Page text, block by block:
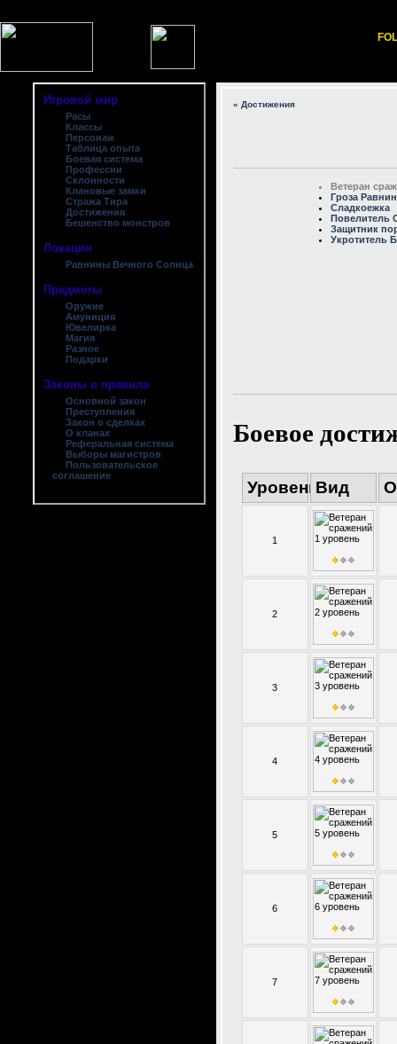
Игровой мир
Расы
Классы
Персонаж
Таблица опыта
Боевая система
Профессии
Склонности
Клановые замки
Стража Тира
Достижения
Бешенство монстров
Локации
Равнины Вечного Солнца
Предметы
Оружие
Амуниция
Ювелирка
Магия
Разное
Подарки
Законы и правила
Основной закон
Преступления
Закон о сделках
О кланах
Реферальная система
Выборы магистров
Пользовательское
соглашение
« Достижения
Ветеран
Гроза
Сладкоежка
Повелитель
Защитник
Укротитель
Боевое
УровеньВид
1
2
3
4
5
6
7